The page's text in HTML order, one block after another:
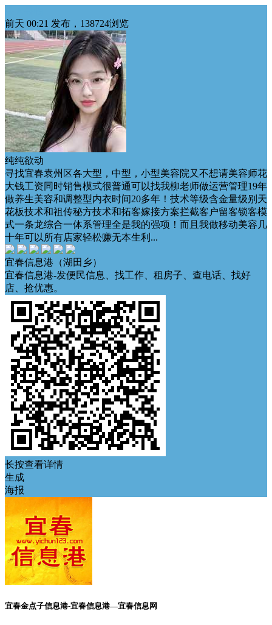
前天 00:21 发布，138724浏览
纯纯欲动
寻找宜春袁州区各大型，中型，小型美容院又不想请美容师花
大钱工资同时销售模式很普通可以找我柳老师做运营管理19年
做养生美容和调整型内衣时间20多年！技术等级含金量级别天
花板技术和祖传秘方技术和拓客嫁接方案拦截客户留客锁客模
式一条龙综合一体系管理全是我的强项！而且我做移动美容几
十年可以所有店家轻松赚无本生利...
宜春信息港（湖田乡）
宜春信息港-发便民信息、找工作、租房子、查电话、找好
店、抢优惠。
长按查看详情
生成
海报
宜春金点子信息港-宜春信息港—宜春信息网